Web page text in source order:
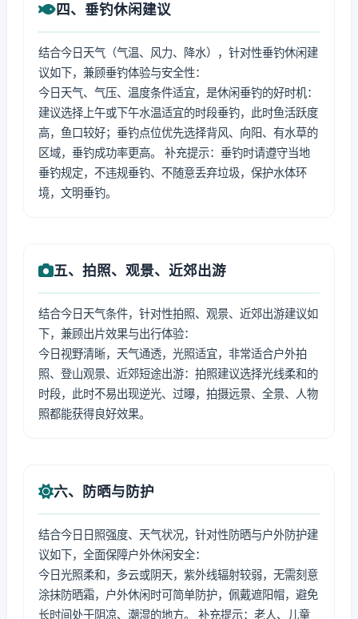
四、垂钓休闲建议
结合今日天气（气温、风力、降水），针对性垂钓休闲建
议如下，兼顾垂钓体验与安全性：
今日天气、气压、温度条件适宜，是休闲垂钓的好时机：
建议选择上午或下午水温适宜的时段垂钓，此时鱼活跃度
高，鱼口较好；垂钓点位优先选择背风、向阳、有水草的
区域，垂钓成功率更高。 补充提示：垂钓时请遵守当地
垂钓规定，不违规垂钓、不随意丢弃垃圾，保护水体环
境，文明垂钓。
五、拍照、观景、近郊出游
结合今日天气条件，针对性拍照、观景、近郊出游建议如
下，兼顾出片效果与出行体验：
今日视野清晰，天气通透，光照适宜，非常适合户外拍
照、登山观景、近郊短途出游：拍照建议选择光线柔和的
时段，此时不易出现逆光、过曝，拍摄远景、全景、人物
照都能获得良好效果。
六、防晒与防护
结合今日日照强度、天气状况，针对性防晒与户外防护建
议如下，全面保障户外休闲安全：
今日光照柔和，多云或阴天，紫外线辐射较弱，无需刻意
涂抹防晒霜，户外休闲时可简单防护，佩戴遮阳帽，避免
长时间处于阴凉、潮湿的地方。 补充提示：老人、儿童